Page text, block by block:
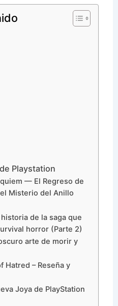
Playstation
— El Regreso de
Misterio del Anillo
de la saga que
horror (Parte 2)
arte de morir y
Hatred – Reseña y
Joya de PlayStation